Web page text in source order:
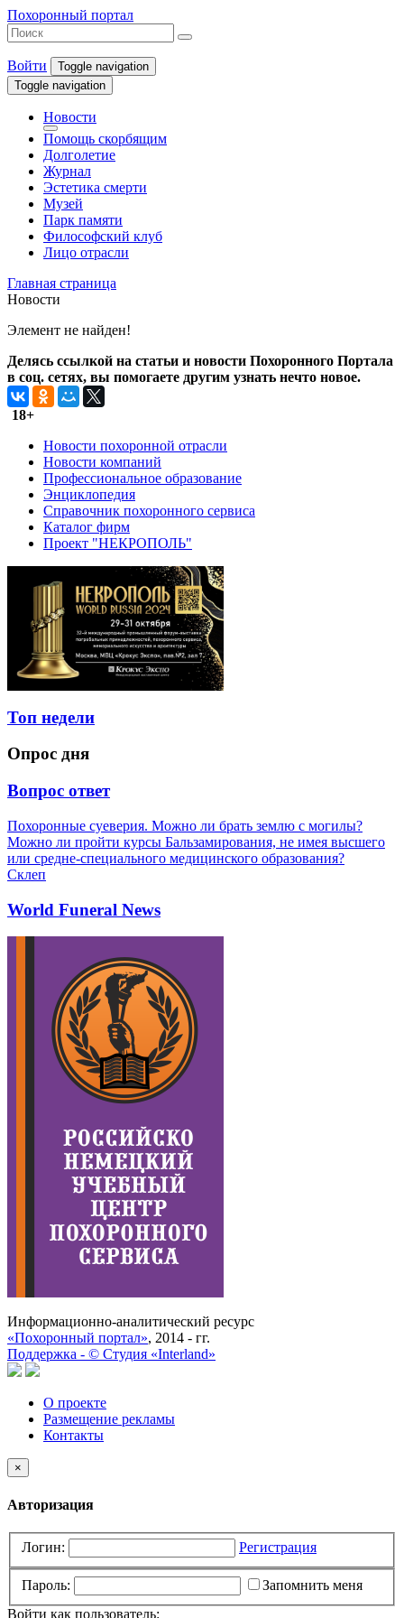
Похоронный портал
Войти
Toggle navigation
Toggle navigation
Новости
Помощь скорбящим
Долголетие
Журнал
Эстетика смерти
Музей
Парк памяти
Философский клуб
Лицо отрасли
Главная страница
Новости
Элемент не найден!
Делясь ссылкой на статьи и новости Похоронного Портала
в соц. сетях, вы помогаете другим узнать нечто новое.
18+
Новости похоронной отрасли
Новости компаний
Профессиональное образование
Энциклопедия
Справочник похоронного сервиса
Каталог фирм
Проект "НЕКРОПОЛЬ"
Топ недели
Опрос дня
Вопрос ответ
Похоронные суеверия. Можно ли брать землю с могилы?
Можно ли пройти курсы Бальзамирования, не имея высшего
или средне-специального медицинского образования?
Склеп
World Funeral News
Информационно-аналитический ресурс
«Похоронный портал», 2014 - гг.
Поддержка - © Cтудия «Interland»
О проекте
Размещение рекламы
Контакты
×
Авторизация
Логин: Регистрация
Пароль:
Запомнить меня
Войти как пользователь: